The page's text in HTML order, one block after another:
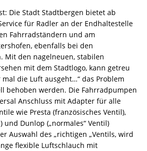
Die Stadt Stadtbergen bietet ab
für Radler an der Endhaltestelle
Fahrradständern und am
ebenfalls bei den
Mit den nagelneuen, stabilen
mit dem Stadtlogo, kann getreu
die Luft ausgeht…“ das Problem
behoben werden. Die Fahrradpumpen
Anschluss mit Adapter für alle
wie Presta (französisches Ventil),
und Dunlop („normales“ Ventil)
Auswahl des „richtigen „Ventils, wird
flexible Luftschlauch mit